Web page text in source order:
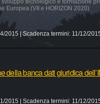
tecnologico e formazione
Europea (VII e HORIZON 2020)
2015| Scadenza termini: 11/12/
della banca dati giuridica
2015 | Scadenza termini: 11/12/